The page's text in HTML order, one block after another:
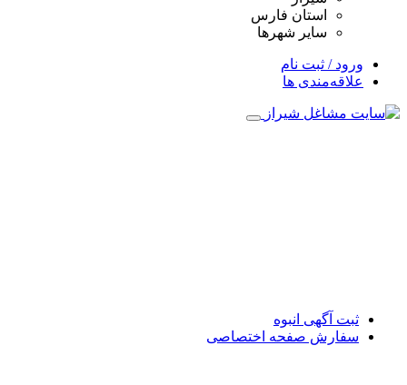
استان فارس
سایر شهرها
ورود / ثبت نام
علاقه‌مندی ها
ثبت آگهی انبوه
سفارش صفحه اختصاصی